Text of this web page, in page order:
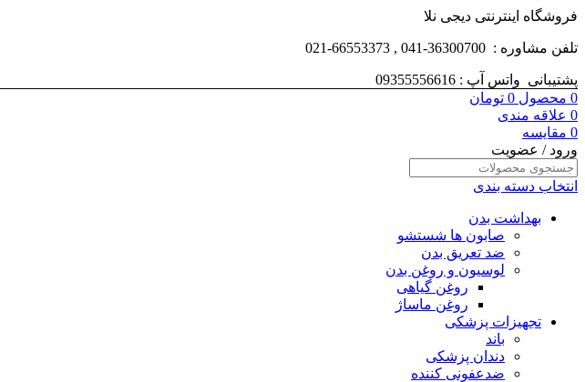
فروشگاه اینترنتی دیجی نلا
تلفن مشاوره : 36300700-041 , 66553373-021
پشتیبانی واتس آپ : 09355556616
0 محصول 0 تومان
0 علاقه مندی
0 مقایسه
ورود / عضویت
انتخاب دسته بندی
بهداشت بدن
صابون ها شستشو
ضد تعریق بدن
لوسیون و روغن بدن
روغن گیاهی
روغن ماساژ
تجهیزات پزشکی
باند
دندان پزشکی
ضدعفونی کننده